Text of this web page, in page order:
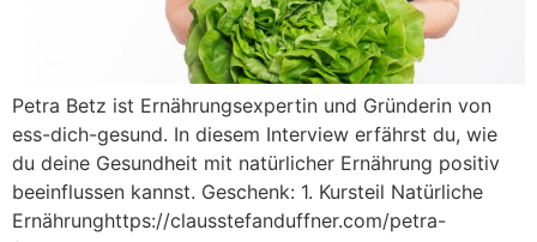
Petra Betz ist Ernährungsexpertin und Gründerin von
ess-dich-gesund. In diesem Interview erfährst du, wie
du deine Gesundheit mit natürlicher Ernährung positiv
beeinflussen kannst. Geschenk: 1. Kursteil Natürliche
Ernährunghttps://clausstefanduffner.com/petra-